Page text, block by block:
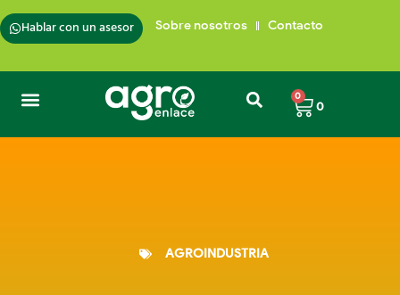
Hablar con un asesor Sobre nosotros Contacto
0
0
AGROINDUSTRIA